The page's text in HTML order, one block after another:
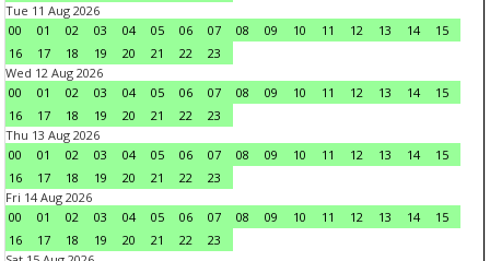
Tue 11 Aug 2026
00
01 02 03 04 05 06 07 08 09 10 11 12 13 14
15
16
17 18 19 20 21 22
23
Wed 12 Aug 2026
00
01 02 03 04 05 06 07 08 09 10 11 12 13 14
15
16
17 18 19 20 21 22
23
Thu 13 Aug 2026
00
01 02 03 04 05 06 07 08 09 10 11 12 13 14
15
16
17 18 19 20 21 22
23
Fri 14 Aug 2026
00
01 02 03 04 05 06 07 08 09 10 11 12 13 14
15
16
17 18 19 20 21 22
23